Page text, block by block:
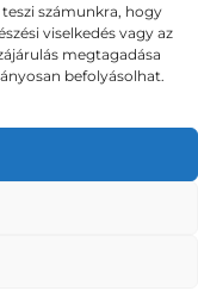
számunkra, hogy
viselkedés vagy az
megtagadása
befolyásolhat.
során
szakmai
Rólam